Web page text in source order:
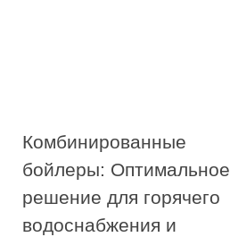
Комбинированные
бойлеры: Оптимальное
решение для горячего
водоснабжения и